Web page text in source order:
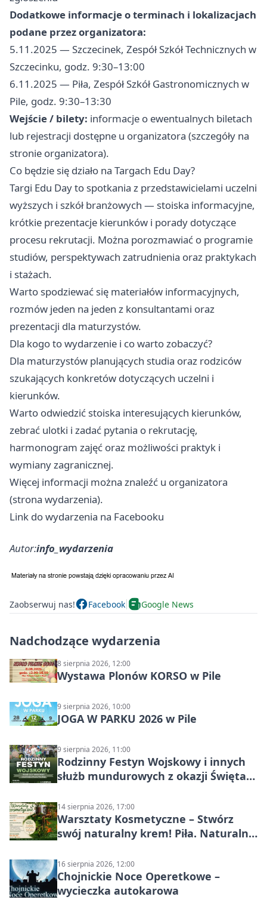
Dodatkowe informacje o terminach i lokalizacjach
podane przez organizatora:
5.11.2025 — Szczecinek, Zespół Szkół Technicznych w
Szczecinku, godz. 9:30–13:00
6.11.2025 — Piła, Zespół Szkół Gastronomicznych w
Pile, godz. 9:30–13:30
Wejście / bilety: informacje o ewentualnych biletach
lub rejestracji dostępne u organizatora (szczegóły na
stronie organizatora).
Co będzie się działo na Targach Edu Day?
Targi Edu Day to spotkania z przedstawicielami uczelni
wyższych i szkół branżowych — stoiska informacyjne,
krótkie prezentacje kierunków i porady dotyczące
procesu rekrutacji. Można porozmawiać o programie
studiów, perspektywach zatrudnienia oraz praktykach
i stażach.
Warto spodziewać się materiałów informacyjnych,
rozmów jeden na jeden z konsultantami oraz
prezentacji dla maturzystów.
Dla kogo to wydarzenie i co warto zobaczyć?
Dla maturzystów planujących studia oraz rodziców
szukających konkretów dotyczących uczelni i
kierunków.
Warto odwiedzić stoiska interesujących kierunków,
zebrać ulotki i zadać pytania o rekrutację,
harmonogram zajęć oraz możliwości praktyk i
wymiany zagranicznej.
Więcej informacji można znaleźć u organizatora
(strona wydarzenia).
Link do wydarzenia na Facebooku
Autor:info_wydarzenia
Zaobserwuj nas! Facebook Google News
Nadchodzące wydarzenia
8 sierpnia 2026, 12:00
Wystawa Plonów KORSO w Pile
9 sierpnia 2026, 10:00
JOGA W PARKU 2026 w Pile
9 sierpnia 2026, 11:00
Rodzinny Festyn Wojskowy i innych
służb mundurowych z okazji Święta
14 sierpnia 2026, 17:00
Warsztaty Kosmetyczne – Stwórz
swój naturalny krem! Piła. Naturalna
16 sierpnia 2026, 12:00
Chojnickie Noce Operetkowe –
wycieczka autokarowa